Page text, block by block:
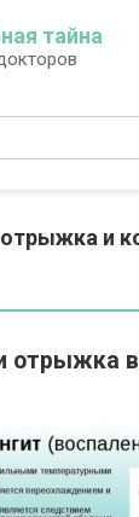
тайна
и
отрыжка